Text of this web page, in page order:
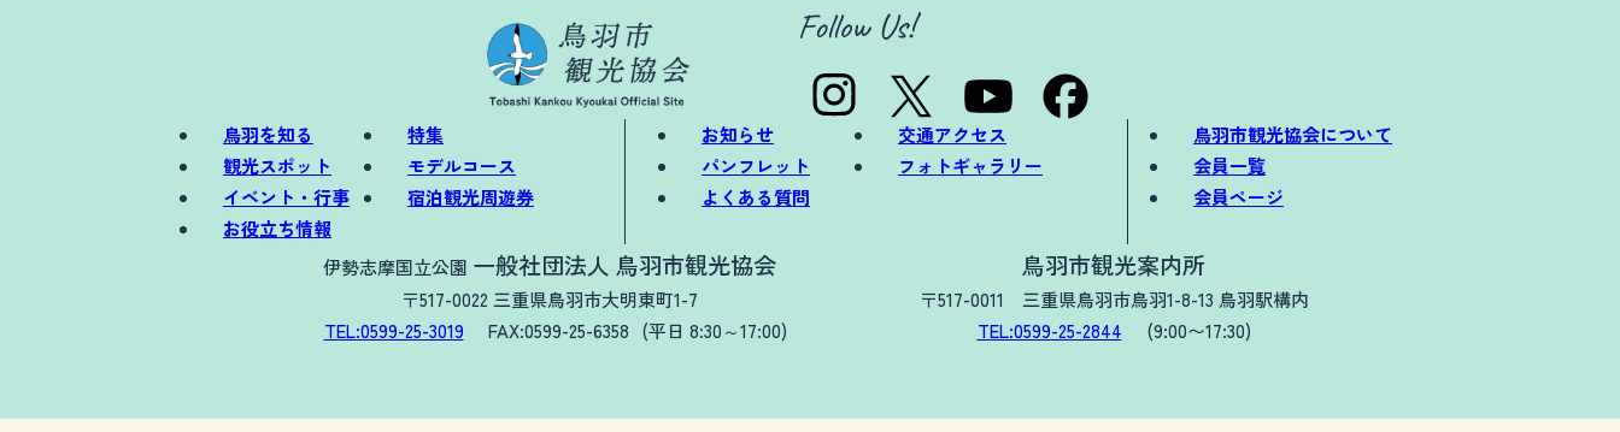
鳥羽を知る
特集
観光スポット
モデルコース
イベント・行事
宿泊観光周遊券
お役立ち情報
お知らせ
交通アクセス
パンフレット
フォトギャラリー
よくある質問
鳥羽市観光協会について
会員一覧
会員ページ
伊勢志摩国立公園 一般社団法人 鳥羽市観光協会
〒517-0022 三重県鳥羽市大明東町1-7
TEL:0599-25-3019
FAX:0599-25-6358 (平日 8:30～17:00)
鳥羽市観光案内所
〒517-0011 三重県鳥羽市鳥羽1-8-13 鳥羽駅構内
TEL:0599-25-2844
(9:00〜17:30)